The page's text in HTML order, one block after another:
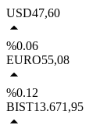
USD47,60
%0.06
EURO55,08
%0.12
BIST13.671,95